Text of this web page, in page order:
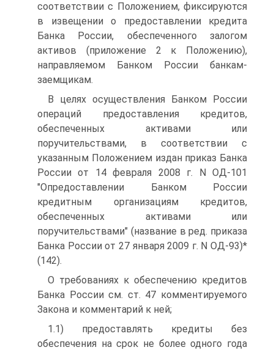
соответствии с Положением, фиксируются
в извещении о предоставлении кредита
Банка России, обеспеченного залогом
активов (приложение 2 к Положению),
направляемом Банком России банкам-
заемщикам.
В целях осуществления Банком России
операций предоставления кредитов,
обеспеченных активами или
поручительствами, в соответствии с
указанным Положением издан приказ Банка
России от 14 февраля 2008 г. N ОД-101
"Опредоставлении Банком России
кредитным организациям кредитов,
обеспеченных активами или
поручительствами" (название в ред. приказа
Банка России от 27 января 2009 г. N ОД-93)*
(142).
О требованиях к обеспечению кредитов
Банка России см. ст. 47 комментируемого
Закона и комментарий к ней;
1.1) предоставлять кредиты без
обеспечения на срок не более одного года